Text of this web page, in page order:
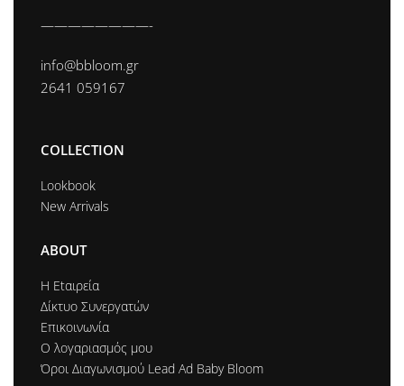
————————-
info@bbloom.gr
2641 059167
COLLECTION
Lookbook
New Arrivals
ABOUT
Η Εtαιρεία
Δίκτυο Συνεργατών
Επικοινωνία
Ο λογαριασμός μου
Όροι Διαγωνισμού Lead Ad Baby Bloom